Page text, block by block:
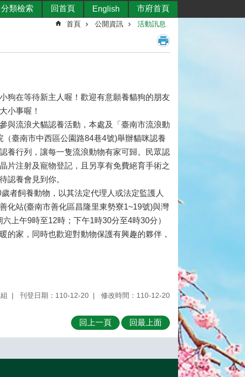
分類檢索 回首頁 English 市府首頁
首頁 公開資訊 活動訊息
狗在等待新主人喔！歡迎有意願養貓狗的朋友
小事喔！
與流浪犬貓認養活動，本處及「臺南市流浪動
臺南市中西區公園路84巷4號)舉辦貓咪認養
養行列，讓每一隻流浪動物有家可歸。民眾認
片注射及寵物登記，且另享有免費絕育手術之
認養會見到你。
者飼養動物，以其法定代理人或法定監護人
化站(臺南市善化區昌隆里東勢寮1~19號)與灣
上午9時至12時；下午1時30分至4時30分）
的家，同時也歡迎對動物保護有興趣的夥伴，
刊登日期：110-12-20 修改時間：110-12-20
回上一頁 回最上面